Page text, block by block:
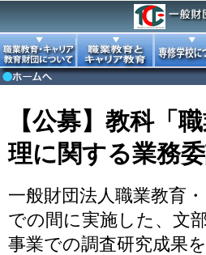
【公募】教科「
理に関する業務
一般財団法人職業教育
での間に実施した、文
事業での調査研究成果